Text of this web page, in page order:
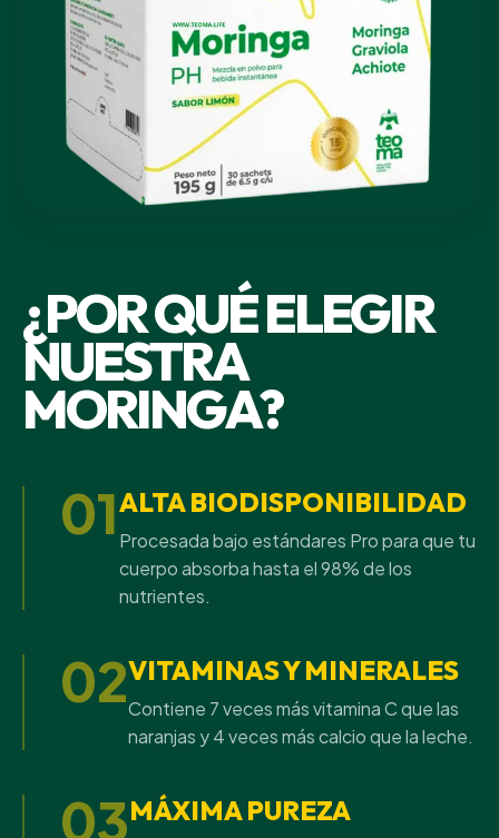
¿POR QUÉ ELEGIR
NUESTRA
MORINGA?
01ALTA BIODISPONIBILIDAD
Procesada bajo estándares Pro para que tu
cuerpo absorba hasta el 98% de los
nutrientes.
02VITAMINAS Y MINERALES
Contiene 7 veces más vitamina C que las
naranjas y 4 veces más calcio que la leche.
03MÁXIMA PUREZA